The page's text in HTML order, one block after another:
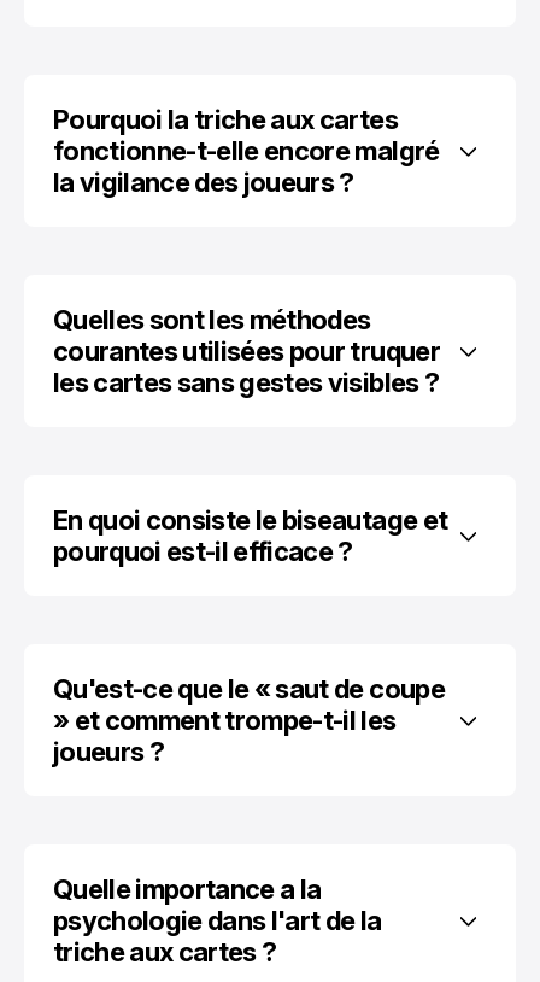
Pourquoi la triche aux cartes
fonctionne-t-elle encore malgré
la vigilance des joueurs ?
Quelles sont les méthodes
courantes utilisées pour truquer
les cartes sans gestes visibles ?
En quoi consiste le biseautage et
pourquoi est-il efficace ?
Qu'est-ce que le « saut de coupe
» et comment trompe-t-il les
joueurs ?
Quelle importance a la
psychologie dans l'art de la
triche aux cartes ?